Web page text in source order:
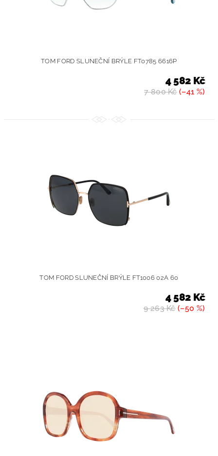
TOM FORD SLUNEČNÍ BRÝLE FT0785 6616P
7 800 Kč(–41 %)
4 582 Kč
TOM FORD SLUNEČNÍ BRÝLE FT1006 02A 60
9 263 Kč(–50 %)
4 582 Kč